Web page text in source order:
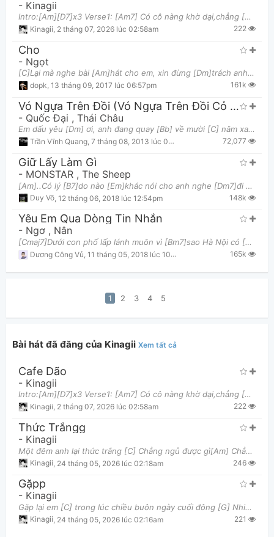
Thông tin chung
- Kinagii
Intro:[Am][D7]x3 Verse1: [Am7] Có cô nàng khờ dại,chẳng [D7] biết từ đâu đến đây [Am7] Có thể tr
Kinagii 2 tháng 07, 2026 lúc 02:58am 222
Cho
- Ngọt
[C]Lại mà nghe bài [Am]hát cho em, xin đừng [Dm]trách anh không hát hay, đừng [G]trách anh không
dopk, 13 tháng 09, 2017 lúc 06:57pm 161k
Vó Ngựa Trên Đồi (Vó Ngựa Trên Đồi Cỏ Non)
- Quốc Đại , Thái Châu
Em dấu yêu [Dm] ơi, anh đang quay [Bb] về mười [C] năm xa [F] vắng, [F] Anh đã đưa [Dm] em, đưa em
Trần Vĩnh Quang, 7 tháng 08, 2013 lúc 02:45pm 72,077
Giữ Lấy Làm Gì
- MONSTAR , The Sheep
[Am]..Có lý [B7]do nào [Em]khác nói cho anh nghe [Dm7]đi Vì dòng tin [Am]nhắn tối [B7]qua thật [Em
Duy Võ 12 tháng 06, 2018 lúc 12:54pm 148k
Yêu Em Qua Dòng Tin Nhắn
- Ngơ , Nân
[Cmaj7]Dưới con phố lấp lánh muôn vì [Bm7]sao Hà Nội có [Am7]em nên đi[D] xa anh lại [G]nhớ [G7]
Dương Công Vủ 11 tháng 05, 2018 lúc 10:12pm 165k
1 2 3 4 5
Bài hát đã đăng của Kinagii Xem tất cả
Cafe Dão
- Kinagii
Intro:[Am][D7]x3 Verse1: [Am7] Có cô nàng khờ dại,chẳng [D7] biết từ đâu đến đây [Am7] Có thể tr
Kinagii, 2 tháng 07, 2026 lúc 02:58am 222
Thức Trắngg
- Kinagii
Một đêm anh lại thức trắng [C] Chẳng ngủ được gì[Am] Chẳng thể làm chi [Dm] Tự nhiên lại như thế[G]
Kinagii 24 tháng 05, 2026 lúc 02:18am 246
Gặpp
- Kinagii
Gặp lại em [C] trong lúc chiều buôn ngày cuối đông [G] Nhiều năm xa [Am] cách nhưng ta chẳng còn th
Kinagii 24 tháng 05, 2026 lúc 02:16am 221